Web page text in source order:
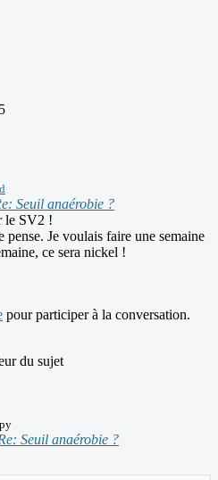
Seuil anaérobie ?
le SV2 !
pense. Je voulais faire une semaine
ce sera nickel !
pour participer à la conversation.
du sujet
Seuil anaérobie ?